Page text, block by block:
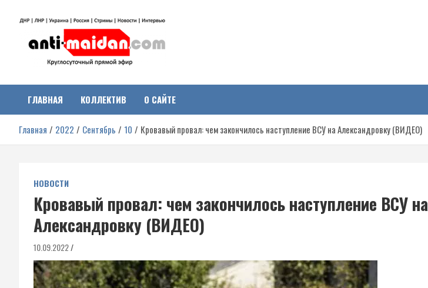
Антимайдан:
Гражданская война на
Украине
о гражданской войне на Украине, включая события в Новороссии,
ДНР, ЛНР и других регионах.
ГЛАВНАЯ КОЛЛЕКТИВ О САЙТЕ
Главная 2022 Сентябрь 10 Кровавый провал: чем закончилось наступление ВСУ на Александровку (ВИДЕО)
НОВОСТИ
Кровавый провал: чем закончилось наступление ВСУ на
Александровку (ВИДЕО)
10.09.2022